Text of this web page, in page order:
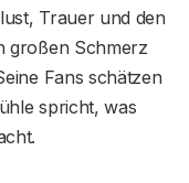
Trauer und den
großen Schmerz
Fans schätzen
spricht, was